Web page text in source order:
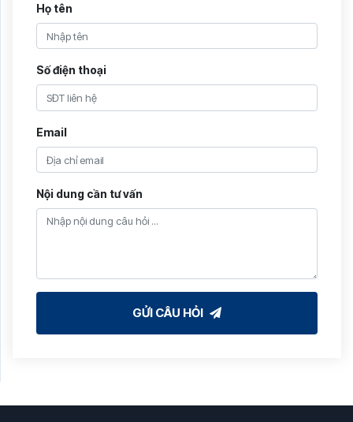
Họ tên
Số điện thoại
Email
Nội dung cần tư vấn
GỬI CÂU HỎI